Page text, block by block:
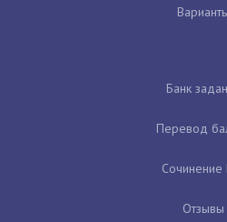
Банк
Перевод
Сочинение
Отзывы